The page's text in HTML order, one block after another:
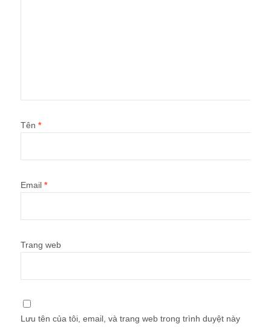
Tên *
Email *
Trang web
Lưu tên của tôi, email, và trang web trong trình duyệt này